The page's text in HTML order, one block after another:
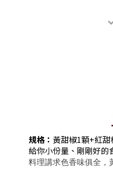
規格： 黃甜椒1顆+紅
給你小份量、剛剛好的
料理講求色香味俱全，